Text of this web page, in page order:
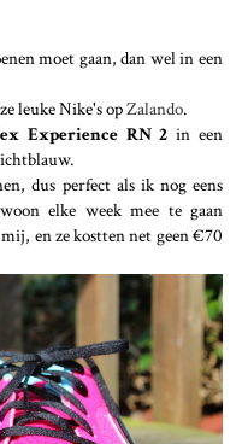
moet gaan, dan wel in een
leuke Nike's opZalando.
Experience RN 2 in een
dus perfect als ik nog eens
elke week mee te gaan
en ze kostten net geen €70